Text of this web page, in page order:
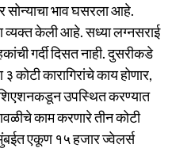
सोन्याचा भाव घसरला आहे.
व्यक्त केली आहे. सध्या लग्नसराई
गर्दी दिसत नाही. दुसरीकडे
कोटी कारागिरांचे काय होणार,
उपस्थित करण्यात
काम करणारे तीन कोटी
एकूण १५ हजार ज्वेलर्स